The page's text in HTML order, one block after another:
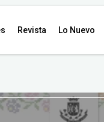
Revista Lo Nuevo